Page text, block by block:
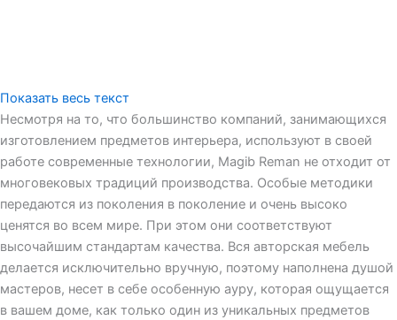
Показать весь текст
Несмотря на то, что большинство компаний, занимающихся
изготовлением предметов интерьера, используют в своей
работе современные технологии, Magib Reman не отходит от
многовековых традиций производства. Особые методики
передаются из поколения в поколение и очень высоко
ценятся во всем мире. При этом они соответствуют
высочайшим стандартам качества. Вся авторская мебель
делается исключительно вручную, поэтому наполнена душой
мастеров, несет в себе особенную ауру, которая ощущается
в вашем доме, как только один из уникальных предметов